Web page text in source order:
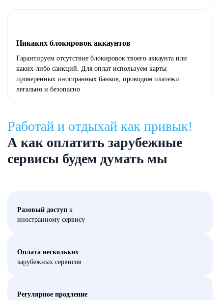
Никаких блокировок аккаунтов
Гарантируем отсутствие блокировок твоего аккаунта или
каких-либо санкций. Для оплат используем карты
проверенных иностранных банков, проводим платежи
легально и безопасно
Работай и отдыхай как привык!
А как оплатить зарубежные
сервисы будем думать мы
Разовый доступ к
иностранному сервису
Оплата нескольких
зарубежных сервисов
Регулярное продление